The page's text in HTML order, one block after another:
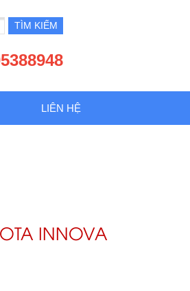
LIÊN HỆ
INNOVA